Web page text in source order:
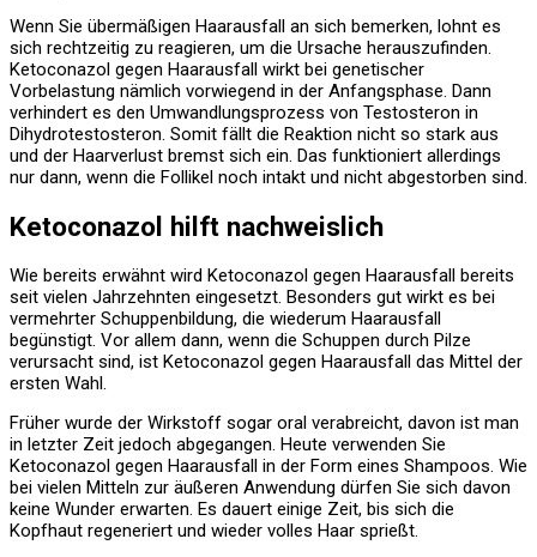
Wenn Sie übermäßigen Haarausfall an sich bemerken, lohnt es
sich rechtzeitig zu reagieren, um die Ursache herauszufinden.
Ketoconazol gegen Haarausfall wirkt bei genetischer
Vorbelastung nämlich vorwiegend in der Anfangsphase. Dann
verhindert es den Umwandlungsprozess von Testosteron in
Dihydrotestosteron. Somit fällt die Reaktion nicht so stark aus
und der Haarverlust bremst sich ein. Das funktioniert allerdings
nur dann, wenn die Follikel noch intakt und nicht abgestorben sind.
Ketoconazol hilft nachweislich
Wie bereits erwähnt wird Ketoconazol gegen Haarausfall bereits
seit vielen Jahrzehnten eingesetzt. Besonders gut wirkt es bei
vermehrter Schuppenbildung, die wiederum Haarausfall
begünstigt. Vor allem dann, wenn die Schuppen durch Pilze
verursacht sind, ist Ketoconazol gegen Haarausfall das Mittel der
ersten Wahl.
Früher wurde der Wirkstoff sogar oral verabreicht, davon ist man
in letzter Zeit jedoch abgegangen. Heute verwenden Sie
Ketoconazol gegen Haarausfall in der Form eines Shampoos. Wie
bei vielen Mitteln zur äußeren Anwendung dürfen Sie sich davon
keine Wunder erwarten. Es dauert einige Zeit, bis sich die
Kopfhaut regeneriert und wieder volles Haar sprießt.